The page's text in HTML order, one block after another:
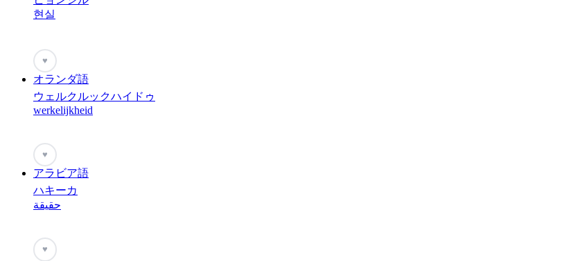
현실
♥
オランダ語
ウェルクルックハイドゥ
werkelijkheid
♥
アラビア語
ハキーカ
حقيقة
♥